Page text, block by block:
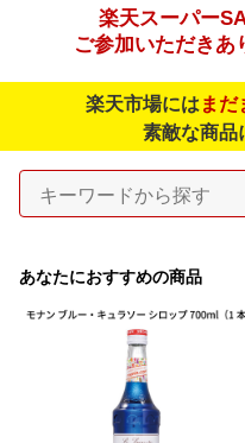
楽天スーパー
ご参加いただきあ
楽天市場にはま
素敵な商品
あなたにおすすめの商品